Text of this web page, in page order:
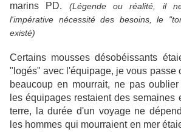
marins PD. (Légende ou réalité, il
l'impérative nécessité des besoins, le
existé)
Certains mousses désobéissants
"logés" avec l'équipage, je vous passe
beaucoup en mourrait, ne pas
les équipages restaient des semaines
terre, la durée d'un voyage ne
les hommes qui mourraient en mer